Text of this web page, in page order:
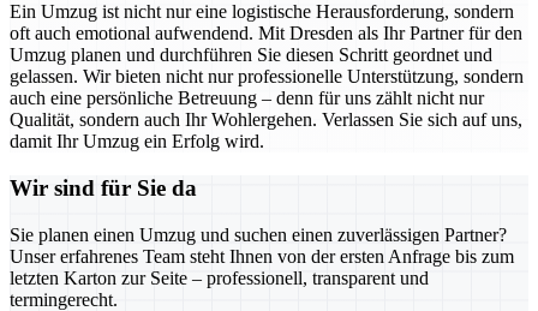
Ein Umzug ist nicht nur eine logistische Herausforderung, sondern
oft auch emotional aufwendend. Mit Dresden als Ihr Partner für den
Umzug planen und durchführen Sie diesen Schritt geordnet und
gelassen. Wir bieten nicht nur professionelle Unterstützung, sondern
auch eine persönliche Betreuung – denn für uns zählt nicht nur
Qualität, sondern auch Ihr Wohlergehen. Verlassen Sie sich auf uns,
damit Ihr Umzug ein Erfolg wird.
Wir sind für Sie da
Sie planen einen Umzug und suchen einen zuverlässigen Partner?
Unser erfahrenes Team steht Ihnen von der ersten Anfrage bis zum
letzten Karton zur Seite – professionell, transparent und
termingerecht.